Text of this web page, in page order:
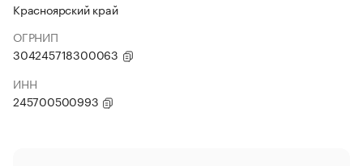
Красноярский край
ОГРНИП
304245718300063
ИНН
245700500993